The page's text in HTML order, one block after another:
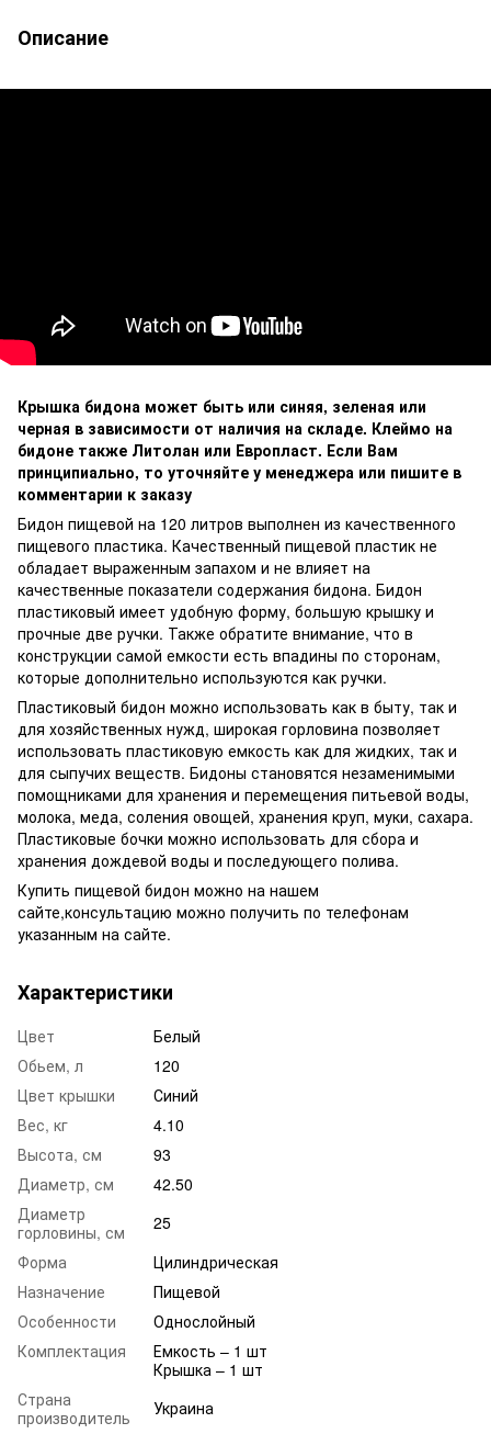
Описание
Крышка бидона может быть или синяя, зеленая или
черная в зависимости от наличия на складе. Клеймо на
бидоне также Литолан или Европласт. Если Вам
принципиально, то уточняйте у менеджера или пишите в
комментарии к заказу
Бидон пищевой на 120 литров выполнен из качественного
пищевого пластика. Качественный пищевой пластик не
обладает выраженным запахом и не влияет на
качественные показатели содержания бидона. Бидон
пластиковый имеет удобную форму, большую крышку и
прочные две ручки. Также обратите внимание, что в
конструкции самой емкости есть впадины по сторонам,
которые дополнительно используются как ручки.
Пластиковый бидон можно использовать как в быту, так и
для хозяйственных нужд, широкая горловина позволяет
использовать пластиковую емкость как для жидких, так и
для сыпучих веществ. Бидоны становятся незаменимыми
помощниками для хранения и перемещения питьевой воды,
молока, меда, соления овощей, хранения круп, муки, сахара.
Пластиковые бочки можно использовать для сбора и
хранения дождевой воды и последующего полива.
Купить пищевой бидон можно на нашем
сайте,консультацию можно получить по телефонам
указанным на сайте.
Характеристики
Цвет
Белый
Обьем, л
120
Цвет крышки
Синий
Вес, кг
4.10
Высота, см
93
Диаметр, см
42.50
Диаметр
горловины, см
25
Форма
Цилиндрическая
Назначение
Пищевой
Особенности
Однослойный
Комплектация
Емкость – 1 шт
Крышка – 1 шт
Страна
производитель
Украина